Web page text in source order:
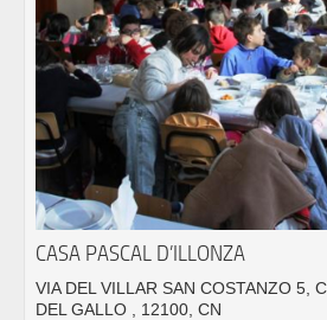
CASA PASCAL D’ILLONZA
VIA DEL VILLAR SAN COSTANZO 5,
DEL GALLO , 12100, CN